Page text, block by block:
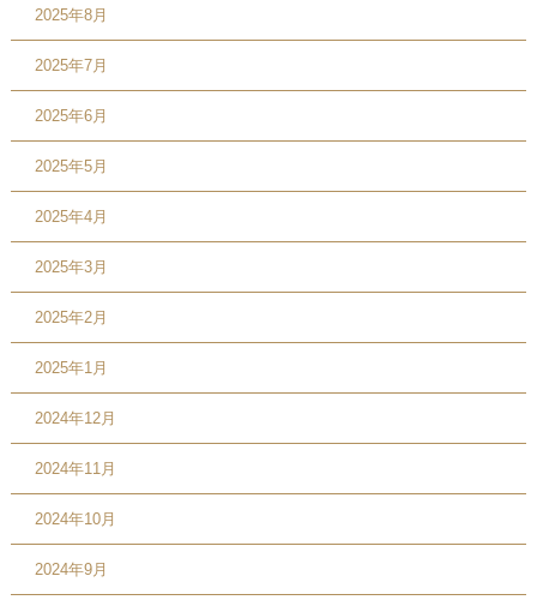
2025年8月
2025年7月
2025年6月
2025年5月
2025年4月
2025年3月
2025年2月
2025年1月
2024年12月
2024年11月
2024年10月
2024年9月